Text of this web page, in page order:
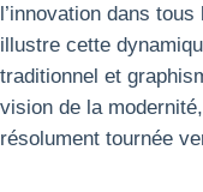
l’innovation dans
illustre cette
traditionnel et
vision de la
résolument tournée